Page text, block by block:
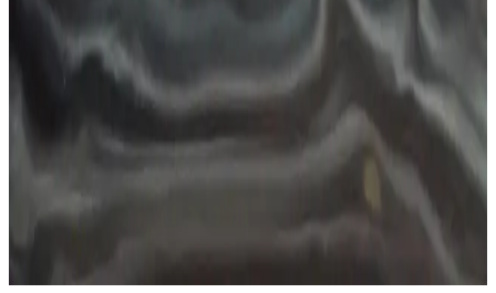
Gözlükler, estetik ve fonksiyonelliğin birleşimi olarak, gençler ve
moda tutkunları arasında popüler hale geliyor. Güncel trendler ve
seçim ipuçlarıyla kendinize uygun kız gözlüklerini bulun.
Kadınlar İçin Ray-Ban Güneş Gözlükleri Modelleri
ve Stil İpuçları
Ray-Ban kadın güneş gözlükleri, şık tasarımları ve yüksek UV